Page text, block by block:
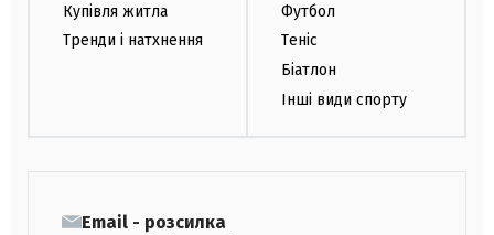
Купівля житла
Тренди і натхнення
Футбол
Теніс
Біатлон
Інші види спорту
Email - розсилка